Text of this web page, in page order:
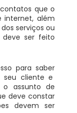
que o
internet, além
serviços ou
deve ser feito
para saber
seu cliente e
assunto de
deve constar
devem ser